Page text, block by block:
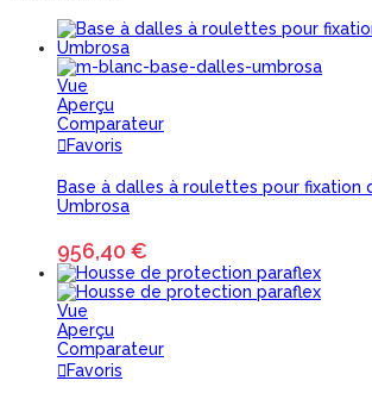
Vue
Aperçu
Comparateur
Favoris
Base à dalles à roulettes pour fixation
Umbrosa
956,40 €
Vue
Aperçu
Comparateur
Favoris